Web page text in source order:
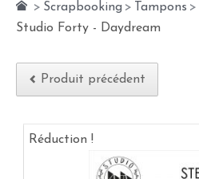
> Scrapbooking > Tampons >
Studio Forty - Daydream
Produit précédent
Réduction !